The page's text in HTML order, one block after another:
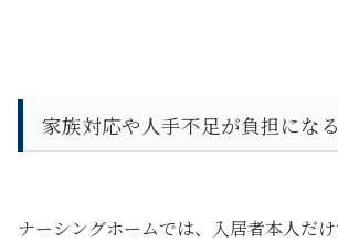
家族対応や人手不足が負担にな
ナーシングホームでは、入居者本人だけ